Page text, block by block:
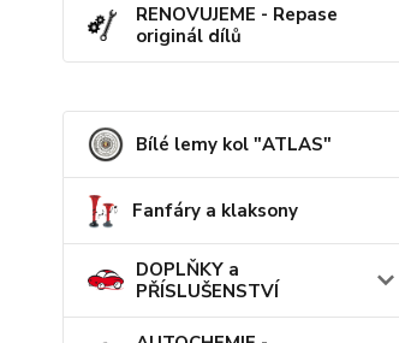
RENOVUJEME - Repase
originál dílů
Bílé lemy kol "ATLAS"
Fanfáry a klaksony
DOPLŇKY a
PŘÍSLUŠENSTVÍ